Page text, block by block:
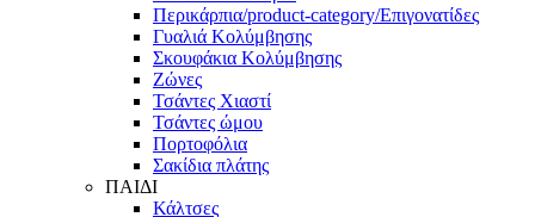
Περικάρπια/product-category/Επιγονατίδες
Γυαλιά Κολύμβησης
Σκουφάκια Κολύμβησης
Ζώνες
Τσάντες Χιαστί
Τσάντες ώμου
Πορτοφόλια
Σακίδια πλάτης
ΠΑΙΔΙ
Κάλτσες